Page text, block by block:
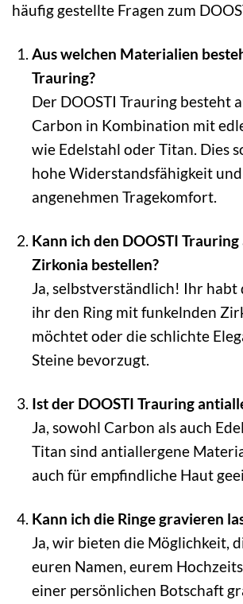
häufig gestellte Fragen zum
Aus welchen Materialien
Trauring?
Der DOOSTI Trauring besteht
Carbon in Kombination mit
wie Edelstahl oder Titan. Dies
hohe Widerstandsfähigkeit
angenehmen Tragekomfort.
Kann ich den DOOSTI
Zirkonia bestellen?
Ja, selbstverständlich! Ihr habt
ihr den Ring mit funkelnden
möchtet oder die schlichte
Steine bevorzugt.
Ist der DOOSTI Trauring
Ja, sowohl Carbon als auch
Titan sind antiallergene
auch für empfindliche Haut
Kann ich die Ringe gravieren
Ja, wir bieten die Möglichkeit,
euren Namen, eurem
einer persönlichen Botschaft